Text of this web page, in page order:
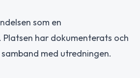
som en
har dokumenterats och
med utredningen.